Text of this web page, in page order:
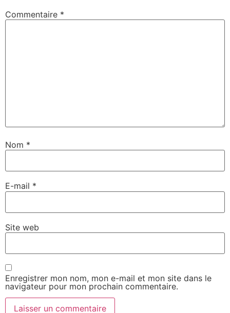
Commentaire *
Nom *
E-mail *
Site web
Enregistrer mon nom, mon e-mail et mon site dans le
navigateur pour mon prochain commentaire.